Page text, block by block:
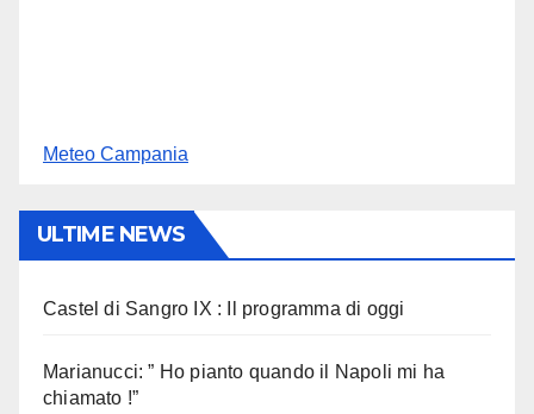
Meteo Campania
ULTIME NEWS
Castel di Sangro IX : Il programma di oggi
Marianucci: ” Ho pianto quando il Napoli mi ha
chiamato !”